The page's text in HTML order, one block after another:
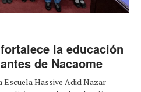
la educación
de Nacaome
Hassive Adid Nazar